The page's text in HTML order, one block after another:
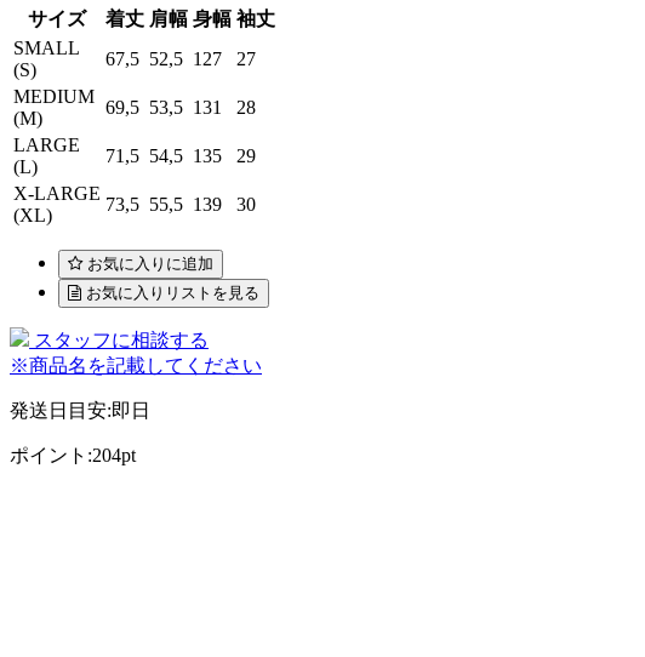
サイズ 着丈 肩幅 身幅 袖丈
SMALL
(S)
67,5 52,5 127
27
MEDIUM
(M)
69,5 53,5 131
28
LARGE
(L)
71,5 54,5 135
29
X-LARGE
(XL)
73,5 55,5 139 30
お気に入りに追加
お気に入りリストを見る
スタッフに相談する
※商品名を記載してください
発送日目安:即日
ポイント :204pt